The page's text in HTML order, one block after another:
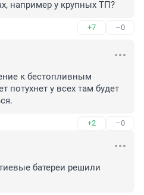
например у крупных ТП?
+7 –0
к бестопливным
потухнет у всех там будет
+2 –0
батереи решили